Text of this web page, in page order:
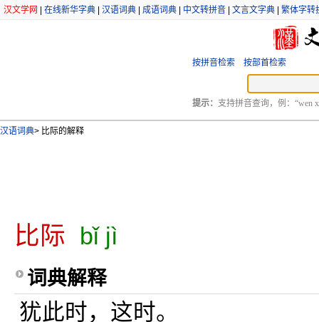
汉文学网 在线新华字典 汉语词典 成语词典 中文转拼音 文言文字典 繁体字转
按拼音检索 按部首检索
提示： 支持拼音查询，例：“wen
汉语词典> 比际的解释
比际 bǐ jì
词典解释
犹此时，这时。